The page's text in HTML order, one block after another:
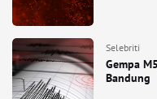
Selebriti
Gempa
Bandung